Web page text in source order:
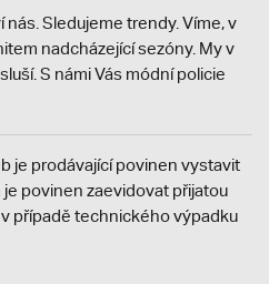
Sledujeme trendy. Víme, v
nadcházející sezóny. My v
S námi Vás módní policie
je prodávající povinen vystavit
povinen zaevidovat přijatou
případě technického výpadku